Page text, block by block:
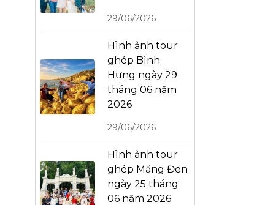
29/06/2026
Hình ảnh tour
ghép Bình
Hưng ngày 29
tháng 06 năm
2026
29/06/2026
Hình ảnh tour
ghép Măng Đen
ngày 25 tháng
06 năm 2026